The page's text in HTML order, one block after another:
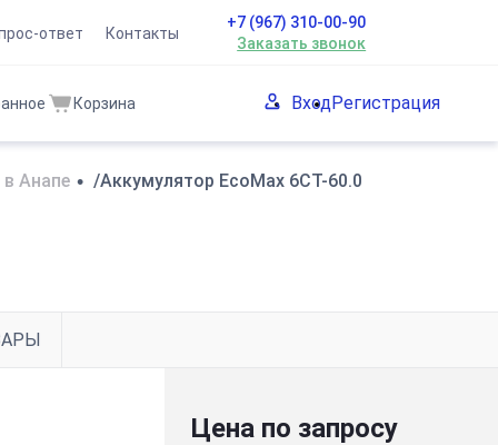
ответ Контакты
+7 (967) 310-00-90
Заказать звонок
Корзина ВходРегистрация
Анапе • /Аккумулятор EcoMax 6СТ-60.0
Цена по запросу